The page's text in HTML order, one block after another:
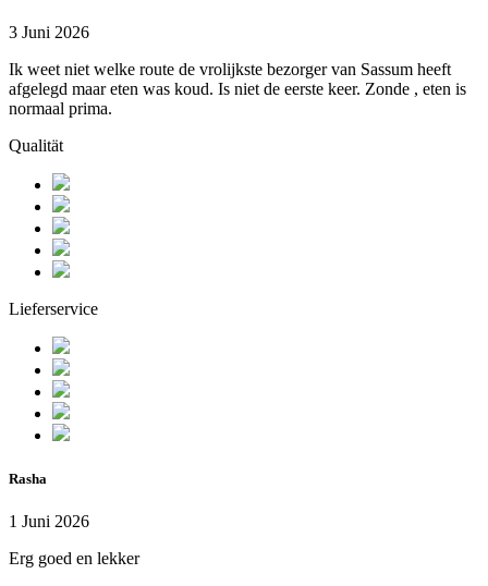
3 Juni 2026
Ik weet niet welke route de vrolijkste bezorger van Sassum heeft
afgelegd maar eten was koud. Is niet de eerste keer. Zonde , eten is
normaal prima.
Qualität
Lieferservice
Rasha
1 Juni 2026
Erg goed en lekker